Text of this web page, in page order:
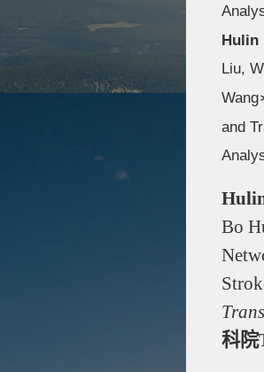
Hulin
Liu,
Wang
and
Bo
科院